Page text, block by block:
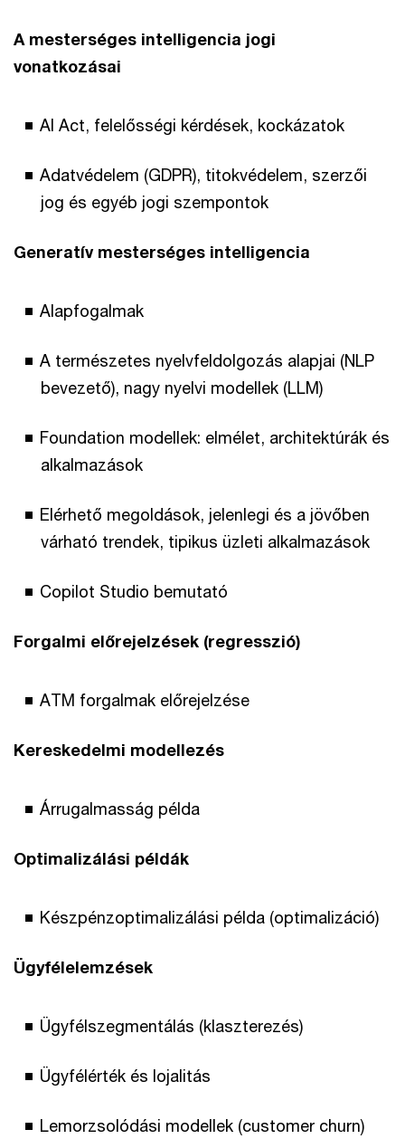
A mesterséges intelligencia jogi
vonatkozásai
AI Act, felelősségi kérdések, kockázatok
Adatvédelem (GDPR), titokvédelem, szerzői
jog és egyéb jogi szempontok
Generatív mesterséges intelligencia
Alapfogalmak
A természetes nyelvfeldolgozás alapjai (NLP
bevezető), nagy nyelvi modellek (LLM)
Foundation modellek: elmélet, architektúrák és
alkalmazások
Elérhető megoldások, jelenlegi és a jövőben
várható trendek, tipikus üzleti alkalmazások
Copilot Studio bemutató
Forgalmi előrejelzések (regresszió)
ATM forgalmak előrejelzése
Kereskedelmi modellezés
Árrugalmasság példa
Optimalizálási példák
Készpénzoptimalizálási példa (optimalizáció)
Ügyfélelemzések
Ügyfélszegmentálás (klaszterezés)
Ügyfélérték és lojalitás
Lemorzsolódási modellek (customer churn)